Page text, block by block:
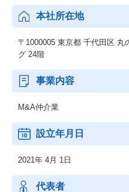
本社所在地
〒1000005 東京都 千代田区 丸
グ 24階
事業内容
M&A仲介業
設立年月日
2021年 4月 1日
代表者